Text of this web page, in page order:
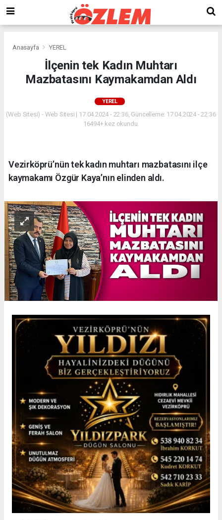
Anasayfa YEREL
İlçenin tek Kadın Muhtarı
Mazbatasını Kaymakamdan Aldı
YEREL
(Web Sitesi) - Web Sitesi | 17.04.2024 - 22:36, Güncelleme: 17.04.2024 - 22:36
16494+ kez okundu.
Vezirköprü’nün tek kadın muhtarı mazbatasını ilçe
kaymakamı Özgür Kaya’nın elinden aldı.